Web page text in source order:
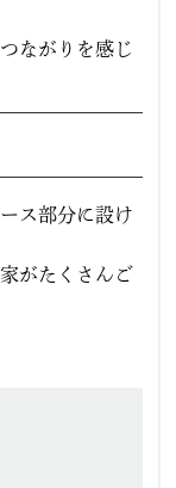
ながりを感じ
ス部分に設け
がたくさんご